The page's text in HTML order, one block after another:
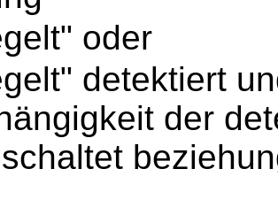
oder
detektiert
der